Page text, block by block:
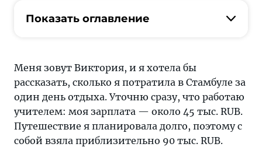
что
зарплата —
около
45
тыс.
RUB.
Показать оглавление
Меня зовут Виктория, и я хотела бы
рассказать, сколько я потратила в Стамбуле за
один день отдыха. Уточню сразу, что работаю
учителем: моя зарплата — около 45 тыс. RUB.
Путешествие я планировала долго, поэтому с
собой взяла приблизительно 90 тыс. RUB.